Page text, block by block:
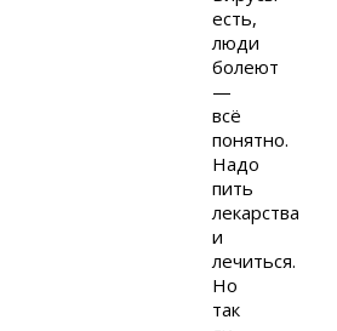
есть,
люди
болеют
—
всё
понятно.
Надо
пить
лекарства
и
лечиться.
Но
так